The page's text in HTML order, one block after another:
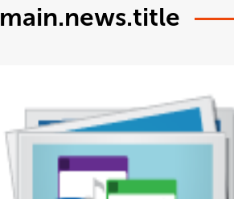
main.news.title